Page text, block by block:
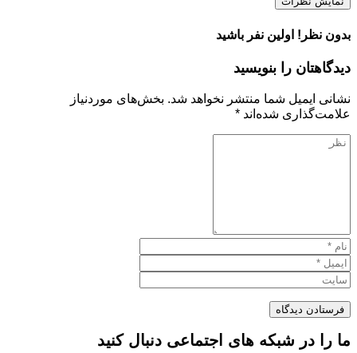
بدون نظر! اولین نفر باشید
دیدگاهتان را بنویسید
نشانی ایمیل شما منتشر نخواهد شد. بخش‌های موردنیاز
علامت‌گذاری شده‌اند *
ما را در شبکه های اجتماعی دنبال کنید